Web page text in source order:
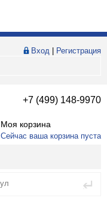
Вход
Регистрация
+7 (499) 148-9970
Моя корзина
Сейчас ваша корзина пуста